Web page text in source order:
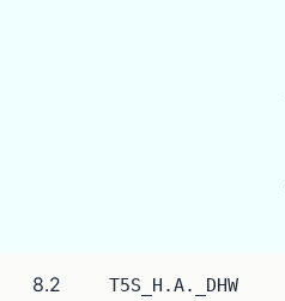
8.2 T5S_H.A._DHW